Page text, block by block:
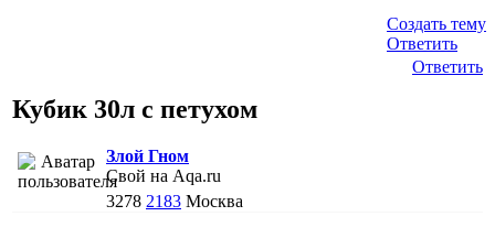
Создать тему
Ответить
Ответить
Кубик 30л с петухом
Злой Гном
Свой на Aqa.ru
3278 2183 Москва